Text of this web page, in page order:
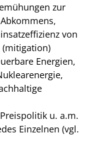
zur
von
Energien,
u. a.m.
Einzelnen (vgl.